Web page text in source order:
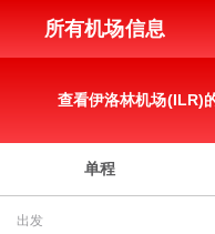
所有机场信息
查看伊洛林机场(ILR)
单程
出发